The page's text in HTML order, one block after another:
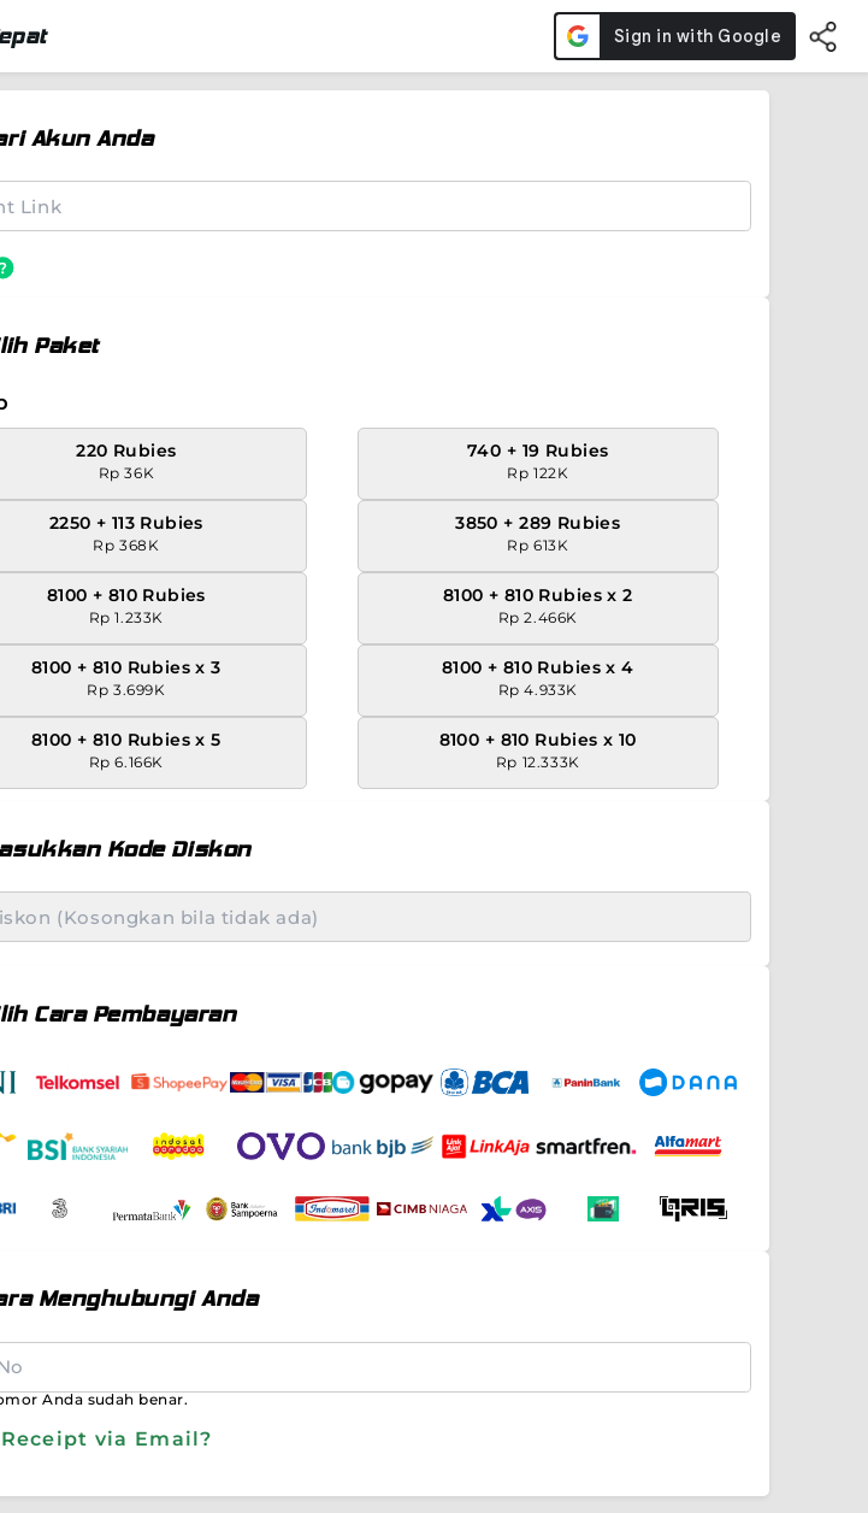
Akun Anda
Paket
220 Rubies
Rp 36K
740 + 19 Rubies
Rp 122K
2250 + 113 Rubies
Rp 368K
3850 + 289 Rubies
Rp 613K
8100 + 810 Rubies
Rp 1.233K
8100 + 810 Rubies x 2
Rp 2.466K
8100 + 810 Rubies x 3
Rp 3.699K
8100 + 810 Rubies x 4
Rp 4.933K
8100 + 810 Rubies x 5
Rp 6.166K
8100 + 810 Rubies x 10
Rp 12.333K
Kode Diskon
Cara Pembayaran
Menghubungi Anda
Anda sudah benar.
via Email?